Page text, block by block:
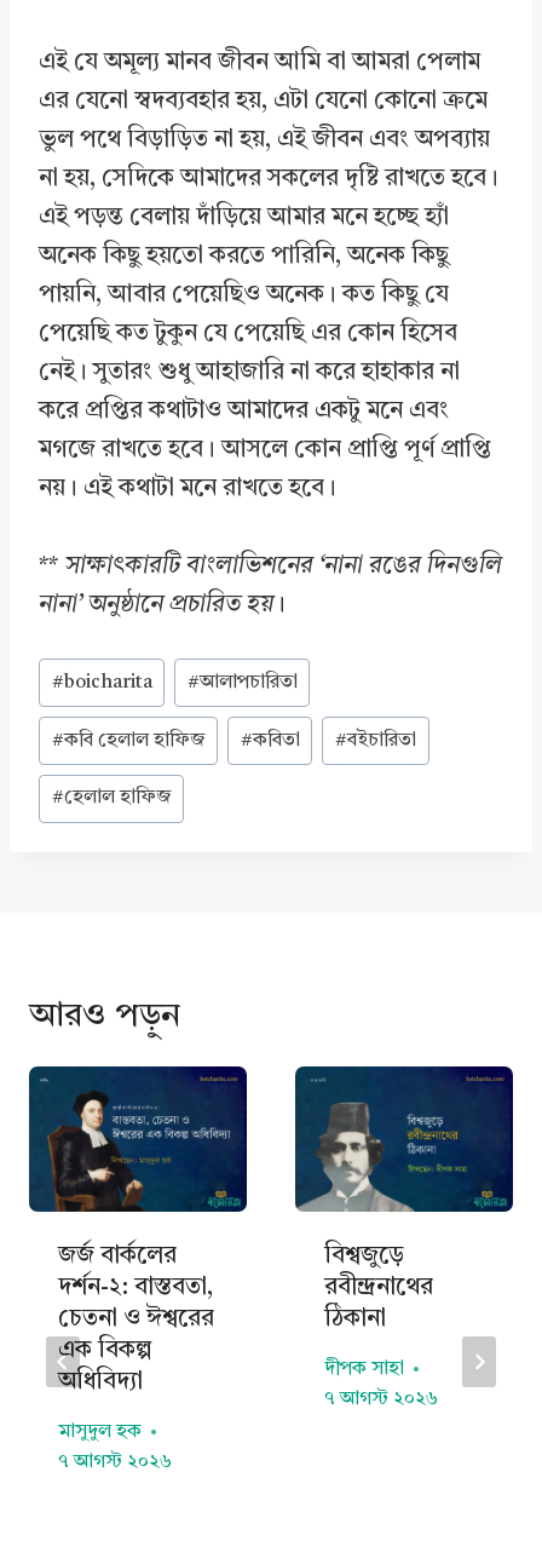
এই যে অমূল্য মানব জীবন আমি বা আমরা পেলাম
এর যেনো স্বদব্যবহার হয়, এটা যেনো কোনো ক্রমে
ভুল পথে বিড়াড়িত না হয়, এই জীবন এবং অপব্যায়
না হয়, সেদিকে আমাদের সকলের দৃষ্টি রাখতে হবে।
এই পড়ন্ত বেলায় দাঁড়িয়ে আমার মনে হচ্ছে হ্যাঁ
অনেক কিছু হয়তো করতে পারিনি, অনেক কিছু
পায়নি, আবার পেয়েছিও অনেক। কত কিছু যে
পেয়েছি কত টুকুন যে পেয়েছি এর কোন হিসেব
নেই। সুতারং শুধু আহাজারি না করে হাহাকার না
করে প্রপ্তির কথাটাও আমাদের একটু মনে এবং
মগজে রাখতে হবে। আসলে কোন প্রাপ্তি পূর্ণ প্রাপ্তি
নয়। এই কথাটা মনে রাখতে হবে।
** সাক্ষাৎকারটি বাংলাভিশনের ‘নানা রঙের দিনগুলি
নানা’ অনুষ্ঠানে প্রচারিত হয়।
Post
Tags:
#boicharita #আলাপচারিতা
#কবি হেলাল হাফিজ #কবিতা #বইচারিতা
#হেলাল হাফিজ
আরও পড়ুন
জর্জ বার্কলের
দর্শন-২: বাস্তবতা,
চেতনা ও ঈশ্বরের
এক বিকল্প
অধিবিদ্যা
মাসুদুল হক
৭ আগস্ট ২০২৬
বিশ্বজুড়ে
রবীন্দ্রনাথের
ঠিকানা
দীপক সাহা
৭ আগস্ট ২০২৬